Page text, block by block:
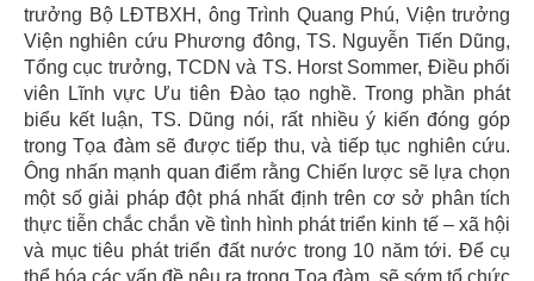
trưởng Bộ LĐTBXH, ông Trình Quang Phú, Viện trưởng
Viện nghiên cứu Phương đông, TS. Nguyễn Tiến Dũng,
Tổng cục trưởng, TCDN và TS. Horst Sommer, Điều phối
viên Lĩnh vực Ưu tiên Đào tạo nghề. Trong phần phát
biểu kết luận, TS. Dũng nói, rất nhiều ý kiến đóng góp
trong Tọa đàm sẽ được tiếp thu, và tiếp tục nghiên cứu.
Ông nhấn mạnh quan điểm rằng Chiến lược sẽ lựa chọn
một số giải pháp đột phá nhất định trên cơ sở phân tích
thực tiễn chắc chắn về tình hình phát triển kinh tế – xã hội
và mục tiêu phát triển đất nước trong 10 năm tới. Để cụ
thể hóa các vấn đề nêu ra trong Tọa đàm, sẽ sớm tổ chức